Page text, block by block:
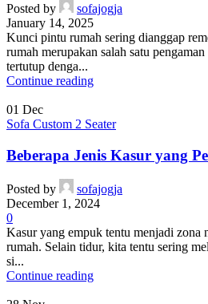
Posted by
sofajogja
January 14, 2025
Kunci pintu rumah sering dianggap
rumah merupakan salah satu
tertutup denga...
Continue reading
01 Dec
Sofa Custom 2 Seater
Beberapa Jenis Kasur yang
Posted by
sofajogja
December 1, 2024
0
Kasur yang empuk tentu menjadi zona
rumah. Selain tidur, kita tentu sering
si...
Continue reading